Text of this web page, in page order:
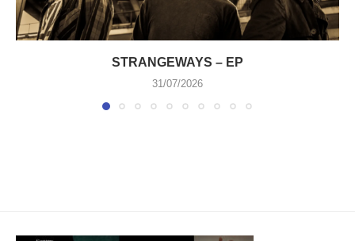
STRANGEWAYS – EP
31/07/2026